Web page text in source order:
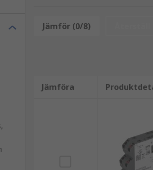
med en signalomvandlare är att
Signalomvandlare kan utföra en
finns det?
kan klassificeras i flera typer
Förstärkare : Förstärkare är
vidare bearbetning eller överföring.
Olika typer av
som ska filtreras.
:
algoritmer eller
: Dessa signalomvandlare ger
spänningstoppar och
Jämför (0/8)
Jämföra